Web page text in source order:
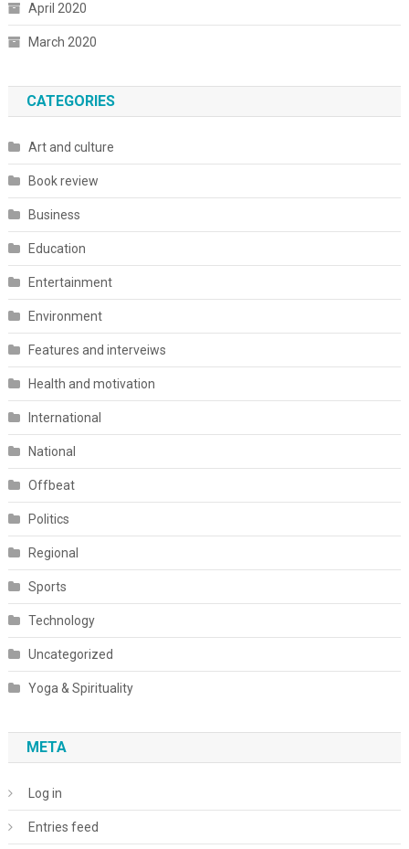
April 2020
March 2020
CATEGORIES
Art and culture
Book review
Business
Education
Entertainment
Environment
Features and interveiws
Health and motivation
International
National
Offbeat
Politics
Regional
Sports
Technology
Uncategorized
Yoga & Spirituality
META
Log in
Entries feed